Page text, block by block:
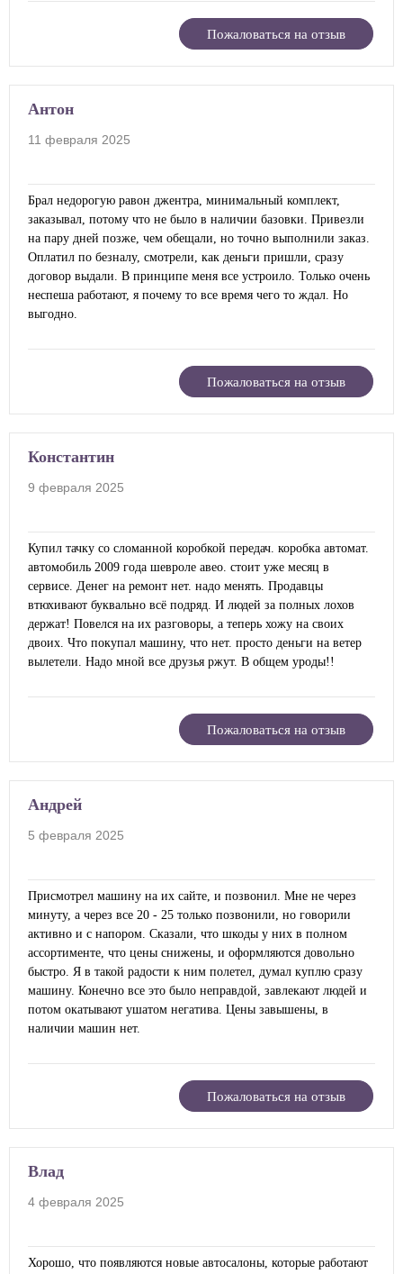
Пожаловаться на отзыв
Антон
11 февраля 2025
Брал недорогую равон джентра, минимальный комплект,
заказывал, потому что не было в наличии базовки. Привезли
на пару дней позже, чем обещали, но точно выполнили заказ.
Оплатил по безналу, смотрели, как деньги пришли, сразу
договор выдали. В принципе меня все устроило. Только очень
неспеша работают, я почему то все время чего то ждал. Но
выгодно.
Пожаловаться на отзыв
Константин
9 февраля 2025
Купил тачку со сломанной коробкой передач. коробка автомат.
автомобиль 2009 года шевроле авео. стоит уже месяц в
сервисе. Денег на ремонт нет. надо менять. Продавцы
втюхивают буквально всё подряд. И людей за полных лохов
держат! Повелся на их разговоры, а теперь хожу на своих
двоих. Что покупал машину, что нет. просто деньги на ветер
вылетели. Надо мной все друзья ржут. В общем уроды!!
Пожаловаться на отзыв
Андрей
5 февраля 2025
Присмотрел машину на их сайте, и позвонил. Мне не через
минуту, а через все 20 - 25 только позвонили, но говорили
активно и с напором. Сказали, что шкоды у них в полном
ассортименте, что цены снижены, и оформляются довольно
быстро. Я в такой радости к ним полетел, думал куплю сразу
машину. Конечно все это было неправдой, завлекают людей и
потом окатывают ушатом негатива. Цены завышены, в
наличии машин нет.
Пожаловаться на отзыв
Влад
4 февраля 2025
Хорошо, что появляются новые автосалоны, которые работают